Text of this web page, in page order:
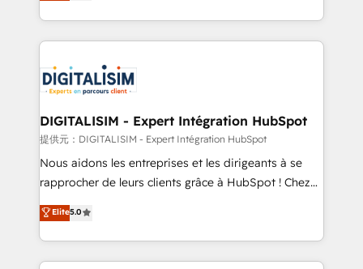
Migration, Custom Integration & Platform
team of 25+ experts Contact us today to help you
get more from your investment in HubSpot.
Excellence. With our targeted processes, we
strengthen your digital transformation and minimize
Implementation partner, we provide expertise to
drive your business forward. Since 2015 we are fully
dedicated to HubSpot and with an experienced
team (50+), we work with reputable companies in
B2B sectors such as manufacturing, SaaS and
business services. We prepare a customized
impact of your digital transformation, including a
detailed financial rationale with a focus on ROI and
DIGITALISIM - Expert Intégration HubSpot
提供元：DIGITALISIM - Expert Intégration HubSpot
Nous aidons les entreprises et les dirigeants à se
rapprocher de leurs clients grâce à HubSpot ! Chez
DIGITALISIM, nous avons l'intime conviction que la
réussite des entreprises passe par l’innovation web,
le marketing digital, et la relation client ! C'est
pourquoi, nos experts sont à la fois capables de
Elite5.0